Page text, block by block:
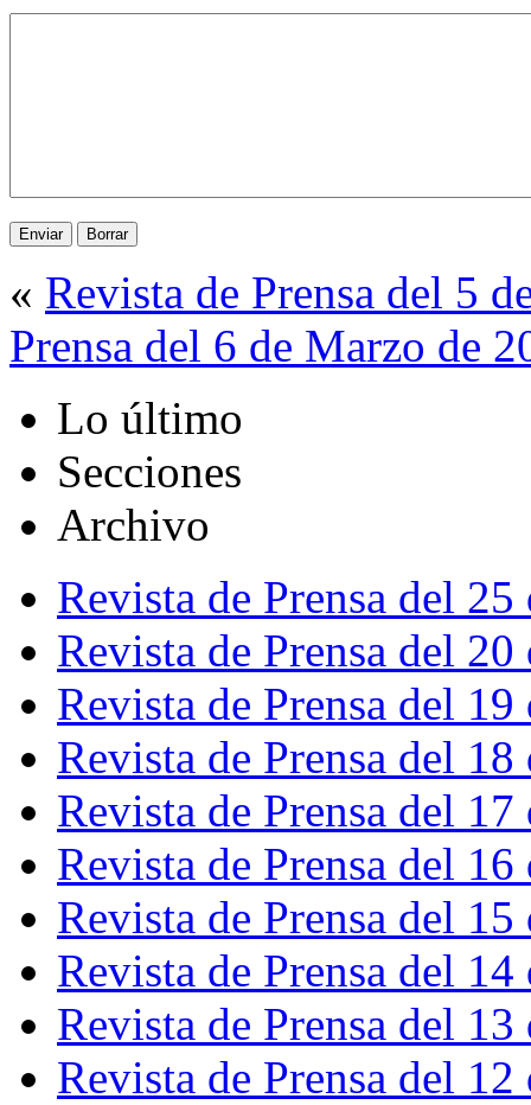
« Revista de Prensa del 5
Prensa del 6 de Marzo de
Lo último
Secciones
Archivo
Revista de Prensa del
Revista de Prensa del
Revista de Prensa del
Revista de Prensa del
Revista de Prensa del
Revista de Prensa del
Revista de Prensa del
Revista de Prensa del
Revista de Prensa del
Revista de Prensa del